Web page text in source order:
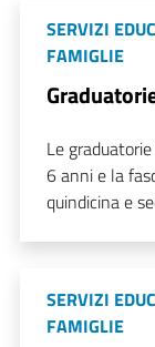
SERVIZI
FAMIGLIE
Le
6 anni e la
quindicina e
SERVIZI
FAMIGLIE